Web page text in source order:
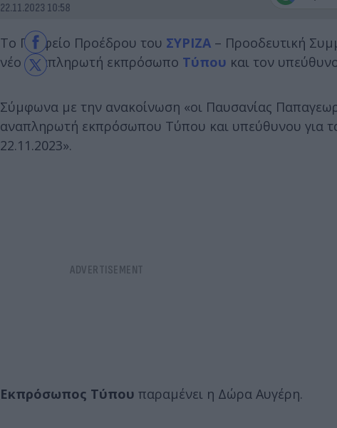
22.11.2023 10:58
Το Γραφείο Προέδρου του ΣΥΡΙΖΑ – Προοδευτική
νέο αναπληρωτή εκπρόσωπο Τύπου και τον
Σύμφωνα με την ανακοίνωση «οι Παυσανίας
αναπληρωτή εκπρόσωπου Τύπου και υπεύθυνου για
22.11.2023».
Εκπρόσωπος Τύπου παραμένει η Δώρα Αυγέρη.